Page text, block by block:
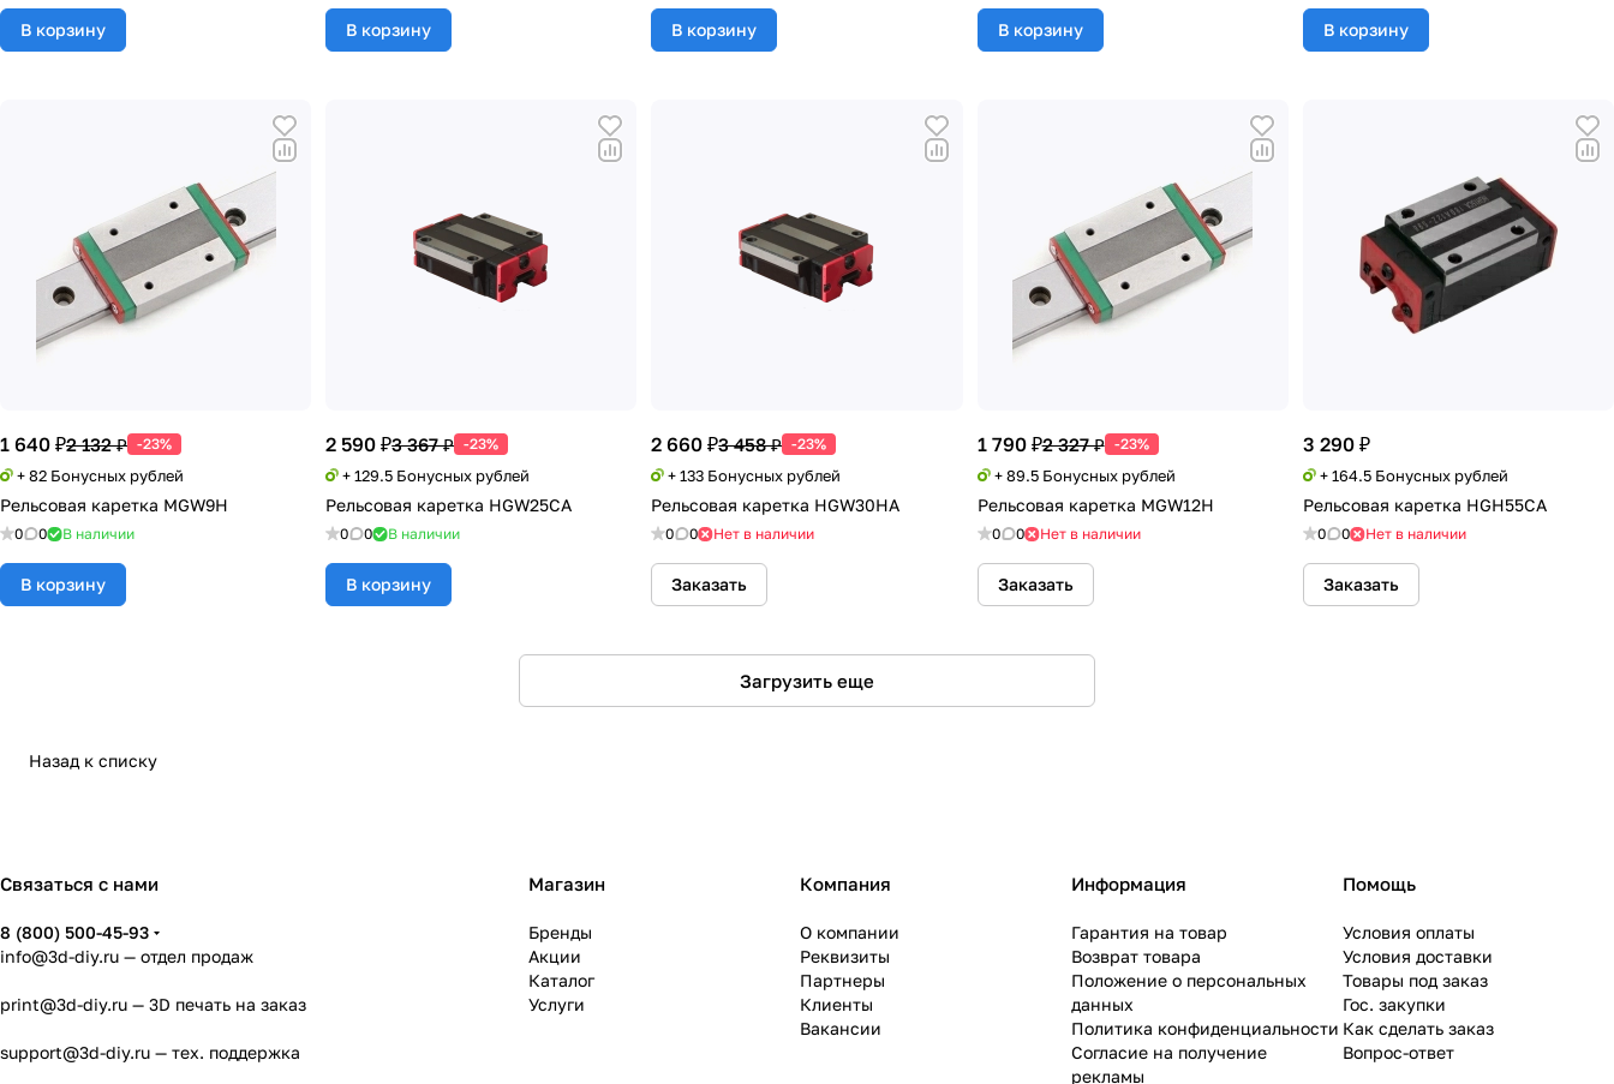
В корзину В корзину В корзину В корзину В корзину
1 640 ₽2 132 ₽ -23%
+ 82 Бонусных рублей
Рельсовая каретка MGW9H
0 0 В наличии
В корзину
2 590 ₽3 367 ₽ -23%
+ 129.5 Бонусных рублей
Рельсовая каретка HGW25CA
0 0 В наличии
В корзину
2 660 ₽3 458 ₽ -23%
+ 133 Бонусных рублей
Рельсовая каретка HGW30HA
0 0 Нет в наличии
Заказать
1 790 ₽2 327 ₽ -23%
+ 89.5 Бонусных рублей
Рельсовая каретка MGW12H
0 0 Нет в наличии
Заказать
3 290 ₽
+ 164.5 Бонусных рублей
Рельсовая каретка HGH55CA
0 0 Нет в наличии
Заказать
Загрузить еще
Назад к списку
Связаться с нами
8 (800) 500-45-93
info@3d-diy.ru — отдел продаж
print@3d-diy.ru — 3D печать на заказ
support@3d-diy.ru — тех. поддержка
Магазин
Бренды
Акции
Каталог
Услуги
Компания
О компании
Реквизиты
Партнеры
Клиенты
Вакансии
Информация
Гарантия на товар
Возврат товара
Положение о персональных
данных
Политика конфиденциальности
Согласие на получение
рекламы
Помощь
Условия оплаты
Условия доставки
Товары под заказ
Гос. закупки
Как сделать заказ
Вопрос-ответ